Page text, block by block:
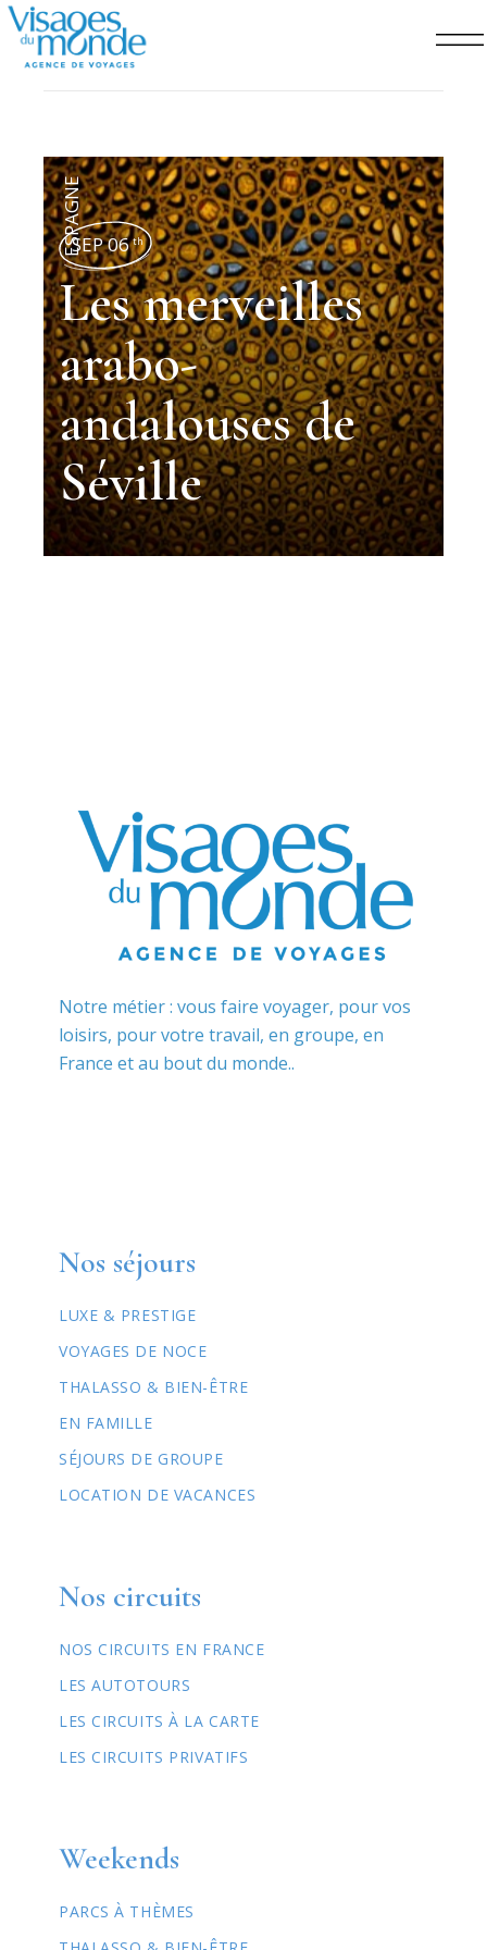
ESPAGNESEP 06 th
Les merveilles
arabo-
andalouses de
Séville
Notre métier : vous faire voyager, pour vos
loisirs, pour votre travail, en groupe, en
France et au bout du monde..
Nos séjours
LUXE & PRESTIGE
VOYAGES DE NOCE
THALASSO & BIEN-ÊTRE
EN FAMILLE
SÉJOURS DE GROUPE
LOCATION DE VACANCES
Nos circuits
NOS CIRCUITS EN FRANCE
LES AUTOTOURS
LES CIRCUITS À LA CARTE
LES CIRCUITS PRIVATIFS
Weekends
PARCS À THÈMES